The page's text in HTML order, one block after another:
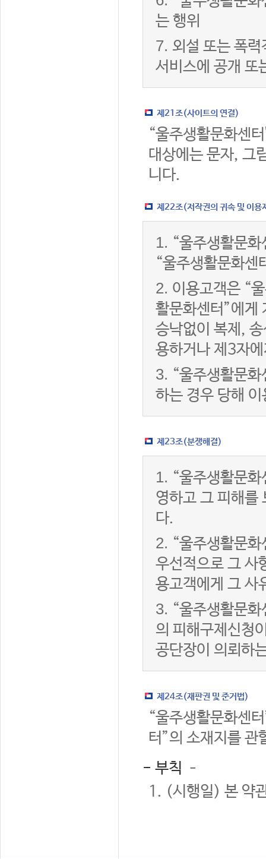
는 행위
7. 외설 또는 폭
서비스에 공개 또
제21조(사이트의 연결)
“울주생활문화센
대상에는 문자, 그
니다.
제22조(저작권의 귀속 및 이용
1. “울주생활문
“울주생활문화센
2. 이용고객은 “
활문화센터”에게
승낙없이 복제,
용하거나 제3자
3. “울주생활문
하는 경우 당해
제23조(분쟁해결)
1. “울주생활문
영하고 그 피해를
다.
2. “울주생활문
우선적으로 그 사
용고객에게 그 사
3. “울주생활문
의 피해구제신청
공단장이 의뢰하
제24조(재판권 및 준거법)
“울주생활문화센
터”의 소재지를 관
- 부칙 –
1. (시행일) 본 약